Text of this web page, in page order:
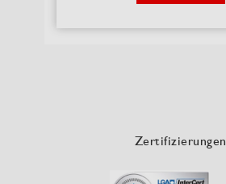
Zertifizierungen